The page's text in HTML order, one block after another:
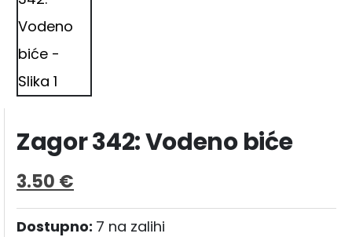
Zagor 342: Vodeno biće
3.50 €
Dostupno: 7 na zalihi